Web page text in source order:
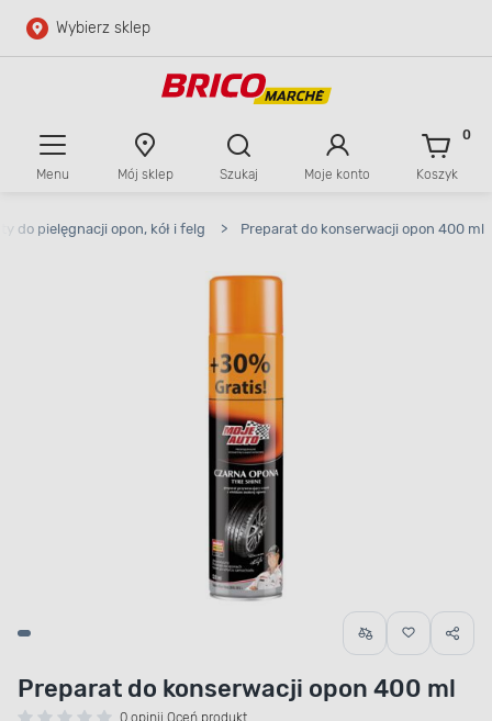
Przejdź do głównej zawartości
Wybierz sklep
Menu Mój sklep Szukaj Moje konto Koszyk
0
do pielęgnacji opon, kół i felg > Preparat do konserwacji opon 400 ml
Preparat do konserwacji opon 400 ml